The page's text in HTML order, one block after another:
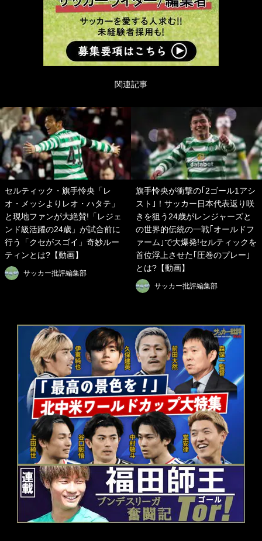
関連記事
セルティック・旗手怜央「レ
オ・メッシよりレオ・ハタテ」
と現地ファンが大絶賛!「レジェ
ンド級活躍の24歳」が試合前に
行う「クセがスゴイ」奇妙ルー
ティンとは?【動画】
サッカー批評編集部
旗手怜央が衝撃の｢2ゴール1アシ
スト｣！サッカー日本代表返り咲
きを狙う24歳がレンジャーズと
の世界的伝統の一戦｢オールドフ
ァーム｣で大爆発!セルティックを
首位浮上させた｢圧巻のプレー｣
とは?【動画】
サッカー批評編集部